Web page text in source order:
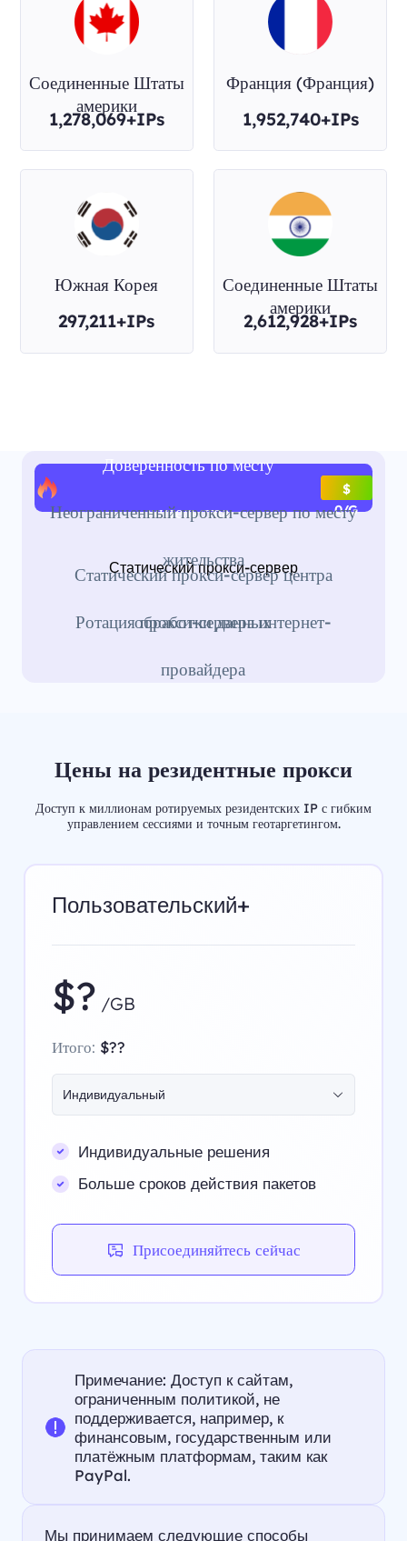
Соединенные Штаты
америки
1,278,069+IPs
Франция (Франция)
1,952,740+IPs
Южная Корея
297,211+IPs
Соединенные Штаты
америки
2,612,928+IPs
Доверенность по месту
жительства
$
0/G
Неограниченный прокси-сервер по месту
жительства
Статический прокси-сервер
Статический прокси-сервер центра
обработки данных
Ротация прокси-сервера интернет-
провайдера
Цены на резидентные прокси
Доступ к миллионам ротируемых резидентских IP с гибким
управлением сессиями и точным геотаргетингом.
Пользовательский+
$? /GB
Итого: $??
Индивидуальный
Индивидуальные решения
Больше сроков действия пакетов
Присоединяйтесь сейчас
Примечание: Доступ к сайтам,
ограниченным политикой, не
поддерживается, например, к
финансовым, государственным или
платёжным платформам, таким как
PayPal.
Мы принимаем следующие способы